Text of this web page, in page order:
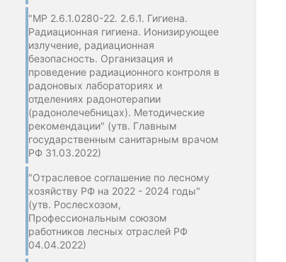
"МР 2.6.1.0280-22. 2.6.1. Гигиена.
Радиационная гигиена. Ионизирующее
излучение, радиационная
безопасность. Организация и
проведение радиационного контроля в
радоновых лабораториях и
отделениях радонотерапии
(радонолечебницах). Методические
рекомендации" (утв. Главным
государственным санитарным врачом
РФ 31.03.2022)
"Отраслевое соглашение по лесному
хозяйству РФ на 2022 - 2024 годы"
(утв. Рослесхозом,
Профессиональным союзом
работников лесных отраслей РФ
04.04.2022)